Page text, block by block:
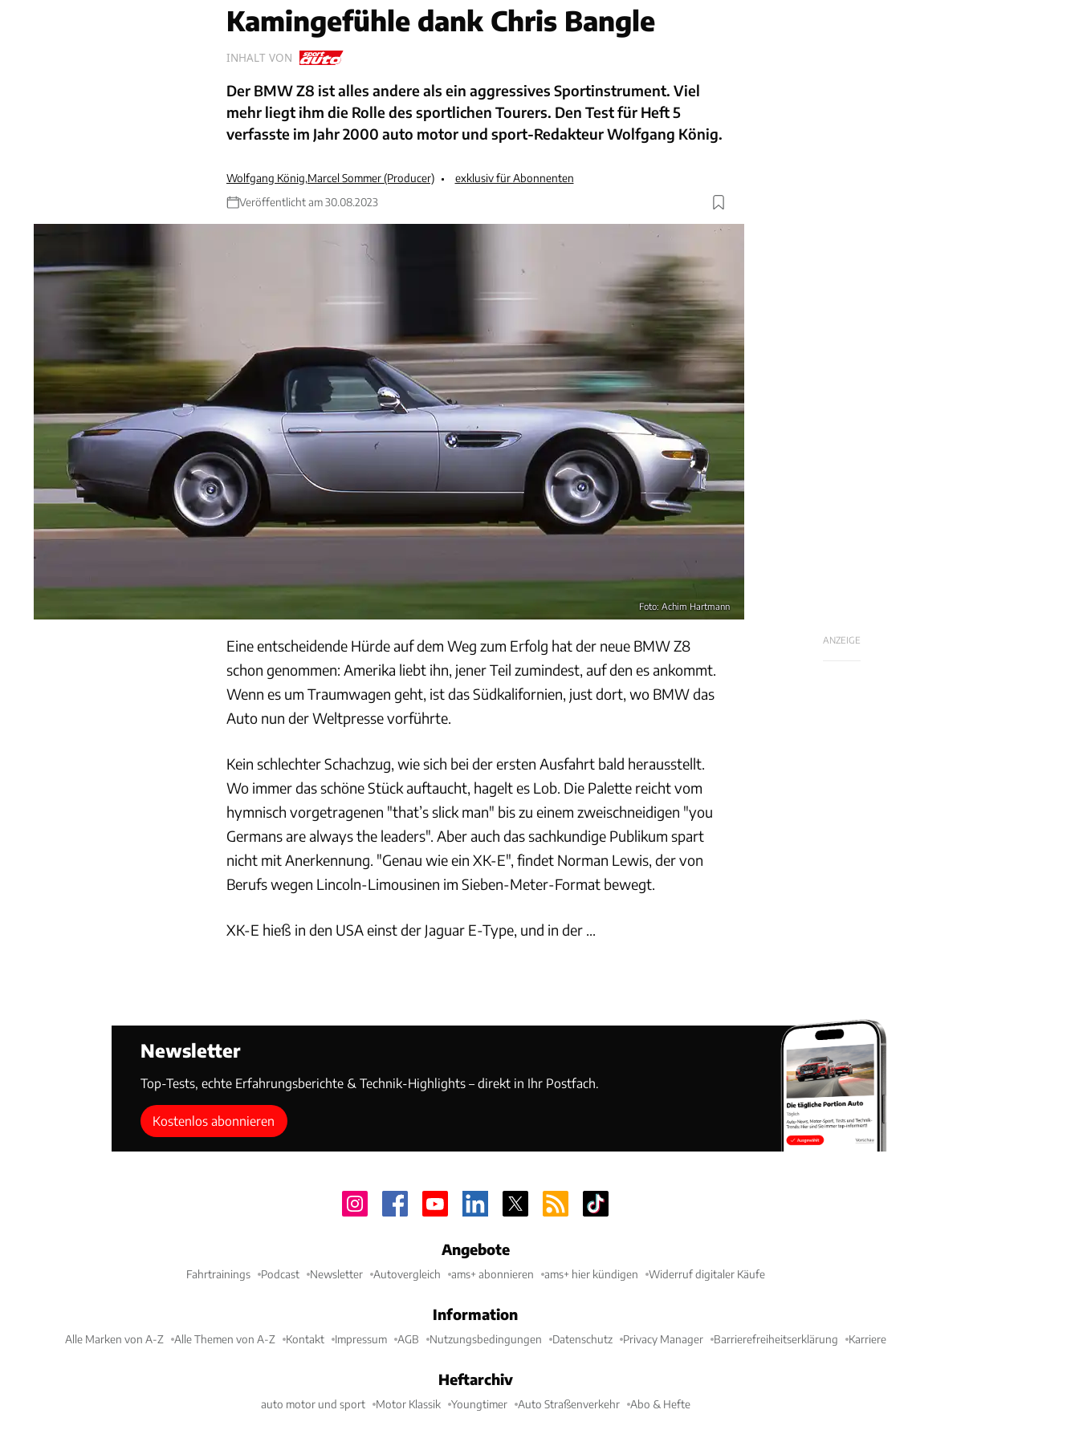
Kamingefühle dank Chris Bangle
INHALT VON
Der BMW Z8 ist alles andere als ein aggressives Sportinstrument. Viel
mehr liegt ihm die Rolle des sportlichen Tourers. Den Test für Heft 5
verfasste im Jahr 2000 auto motor und sport-Redakteur Wolfgang König.
Wolfgang König,Marcel Sommer (Producer)
exklusiv für Abonnenten
Veröffentlicht am 30.08.2023
Foto: Achim Hartmann
ANZEIGE
Eine entscheidende Hürde auf dem Weg zum Erfolg hat der neue BMW Z8
schon genommen: Amerika liebt ihn, jener Teil zumindest, auf den es ankommt.
Wenn es um Traumwagen geht, ist das Südkalifornien, just dort, wo BMW das
Auto nun der Weltpresse vorführte.
Kein schlechter Schachzug, wie sich bei der ersten Ausfahrt bald herausstellt.
Wo immer das schöne Stück auftaucht, hagelt es Lob. Die Palette reicht vom
hymnisch vorgetragenen "that’s slick man" bis zu einem zweischneidigen "you
Germans are always the leaders". Aber auch das sachkundige Publikum spart
nicht mit Anerkennung. "Genau wie ein XK-E", findet Norman Lewis, der von
Berufs wegen Lincoln-Limousinen im Sieben-Meter-Format bewegt.
XK-E hieß in den USA einst der Jaguar E-Type, und in der ...
Newsletter
Top-Tests, echte Erfahrungsberichte & Technik-Highlights – direkt in Ihr Postfach.
Kostenlos abonnieren
Angebote
Fahrtrainings Podcast Newsletter Autovergleich ams+ abonnieren ams+ hier kündigen Widerruf digitaler Käufe
Information
Alle Marken von A-Z Alle Themen von A-Z Kontakt Impressum AGB Nutzungsbedingungen Datenschutz Privacy Manager Barrierefreiheitserklärung Karriere
Heftarchiv
auto motor und sport Motor Klassik Youngtimer Auto Straßenverkehr Abo & Hefte